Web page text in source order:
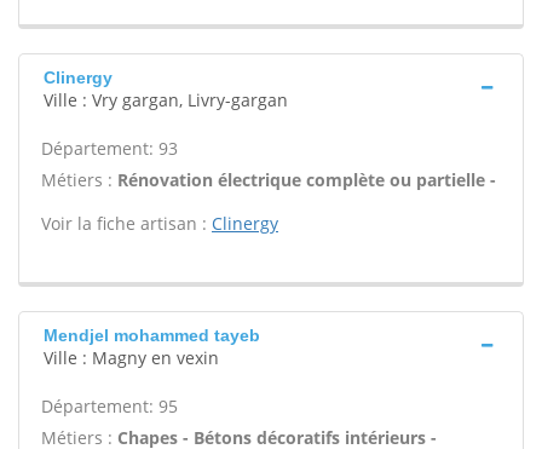
Clinergy
Ville : Vry gargan, Livry-gargan
Département: 93
Métiers : Rénovation électrique complète ou partielle -
Voir la fiche artisan : Clinergy
Mendjel mohammed tayeb
Ville : Magny en vexin
Département: 95
Métiers : Chapes - Bétons décoratifs intérieurs -